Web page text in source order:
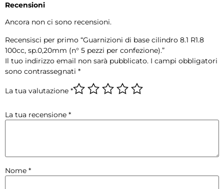
Recensioni
Ancora non ci sono recensioni.
Recensisci per primo “Guarnizioni di base cilindro 8.1 R1.8
100cc, sp.0,20mm (n° 5 pezzi per confezione).”
Il tuo indirizzo email non sarà pubblicato. I campi obbligatori
sono contrassegnati *
La tua valutazione *
La tua recensione *
Nome *